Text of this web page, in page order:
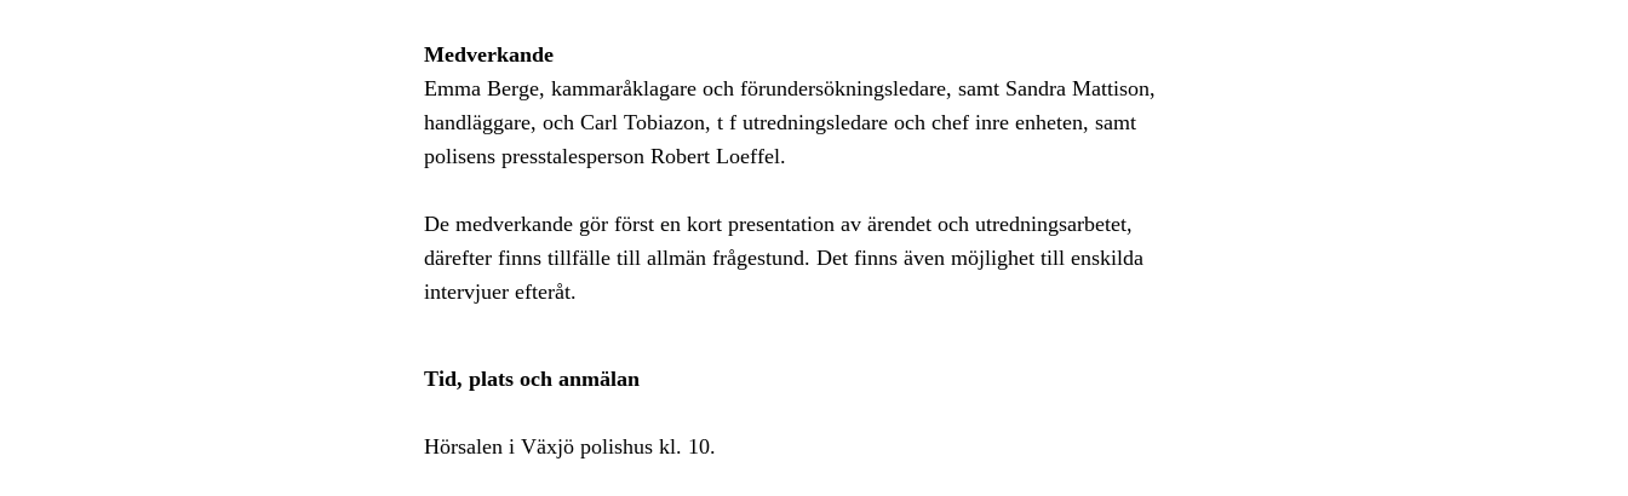
Medverkande
Emma Berge, kammaråklagare och förundersökningsledare, samt Sandra Mattison,
handläggare, och Carl Tobiazon, t f utredningsledare och chef inre enheten, samt
polisens presstalesperson Robert Loeffel.
De medverkande gör först en kort presentation av ärendet och utredningsarbetet,
därefter finns tillfälle till allmän frågestund. Det finns även möjlighet till enskilda
intervjuer efteråt.
Tid, plats och anmälan
Hörsalen i Växjö polishus kl. 10.